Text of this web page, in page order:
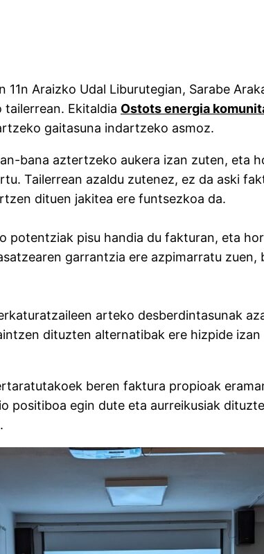
Araizko Udal Liburutegian, Sarabe
Ekitaldia Ostots energia
gaitasuna indartzeko asmoz.
bana aztertzeko aukera izan zuten, eta
Tailerrean azaldu zutenez, ez da aski
dituen jakitea ere funtsezkoa da.
potentziak pisu handia du fakturan, eta
garrantzia ere azpimarratu
arteko desberdintasunak
dituzten alternatibak ere hizpide
beren faktura propioak
positiboa egin dute eta aurreikusiak